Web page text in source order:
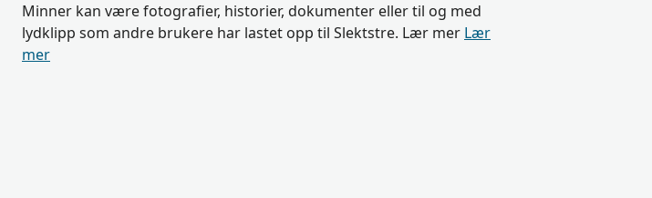
Minner kan være fotografier, historier, dokumenter eller til og med
lydklipp som andre brukere har lastet opp til Slektstre. Lær mer Lær
mer